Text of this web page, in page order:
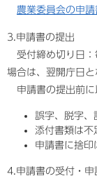
農業委員会の申
3.申請書の提出
受付締め切り日：
場合は、翌開庁日と
申請書の提出前に
誤字、脱字、
添付書類は不
申請書に捨印
4.申請書の受付・申